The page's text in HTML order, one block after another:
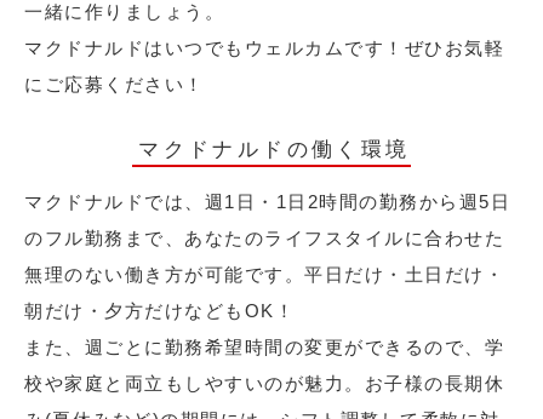
一緒に作りましょう。
マクドナルドはいつでもウェルカムです！ぜひお気軽
にご応募ください！
マクドナルドの働く環境
マクドナルドでは、週1日・1日2時間の勤務から週5日
のフル勤務まで、あなたのライフスタイルに合わせた
無理のない働き方が可能です。平日だけ・土日だけ・
朝だけ・夕方だけなどもOK！
また、週ごとに勤務希望時間の変更ができるので、学
校や家庭と両立もしやすいのが魅力。お子様の長期休